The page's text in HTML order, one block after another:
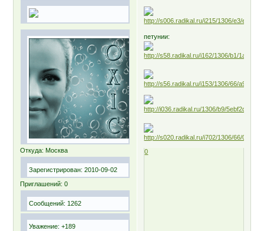
Откуда: Москва
Зарегистрирован: 2010-09-02
Приглашений: 0
Сообщений: 1262
Уважение: +189
петунии:
0